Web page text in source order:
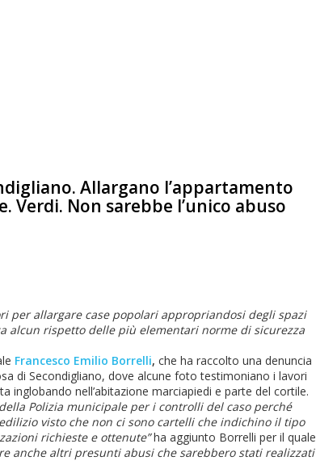
Allargano l’appartamento
Verdi. Non sarebbe l’unico abuso
per allargare case popolari appropriandosi degli spazi
alcun rispetto delle più elementari norme di sicurezza
Francesco Emilio Borrelli, che ha raccolto una denuncia
di Secondigliano, dove alcune foto testimoniano i lavori
nell’abitazione marciapiedi e parte del cortile.
Polizia municipale per i controlli del caso perché
visto che non ci sono cartelli che indichino il tipo
richieste e ottenute”ha aggiunto Borrelli per il quale
anche altri presunti abusi che sarebbero stati realizzati